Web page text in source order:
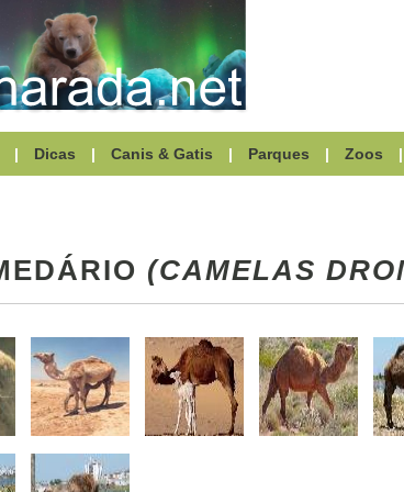
| Dicas | Canis & Gatis | Parques | Zoos |
(CAMELAS